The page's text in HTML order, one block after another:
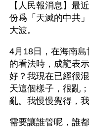
【人民報消息】最
份爲「天滅的中共
大波。
4月18日，在海南
的看法時，成龍表
好？我現在已經很
天這個樣子，很亂
亂。我慢慢覺得，
需要讓誰管呢，誰